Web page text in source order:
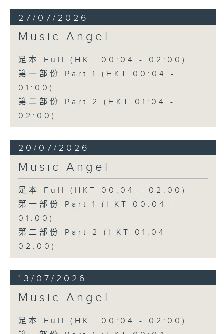
27/07/2026
Music Angel
足本 Full (HKT 00:04 - 02:00)
第一部份 Part 1 (HKT 00:04 -
01:00)
第二部份 Part 2 (HKT 01:04 -
02:00)
20/07/2026
Music Angel
足本 Full (HKT 00:04 - 02:00)
第一部份 Part 1 (HKT 00:04 -
01:00)
第二部份 Part 2 (HKT 01:04 -
02:00)
13/07/2026
Music Angel
足本 Full (HKT 00:04 - 02:00)